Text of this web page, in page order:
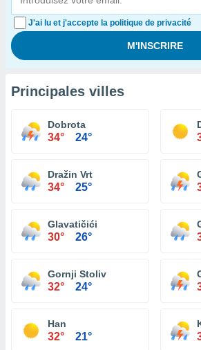
J'ai lu et j'accepte la politique de privacité
Principales villes
Dobrota
34° 24°
Dražin Vrt
34° 25°
Glavatičići
30° 26°
Gornji Stoliv
32° 24°
Han
32° 21°